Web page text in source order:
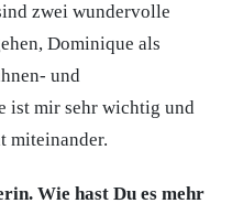
zwei wundervolle
Dominique als
und
ist mir sehr wichtig und
miteinander.
Wie hast Du es mehr